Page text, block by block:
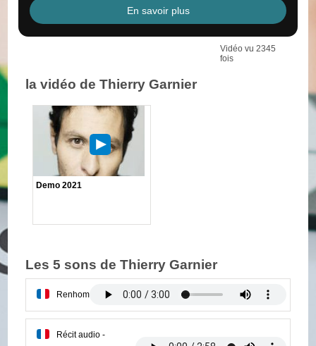
En savoir plus
Vidéo vu 2345
fois
la vidéo de Thierry Garnier
Demo 2021
Les 5 sons de Thierry Garnier
Renhom
Récit audio -